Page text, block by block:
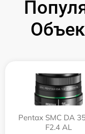
Pentax SMC DA
F2.4 AL